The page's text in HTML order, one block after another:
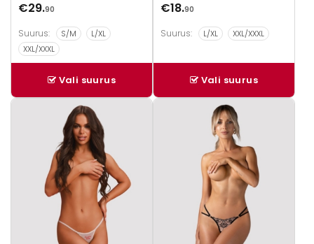
€29.90
Suurus: S/M
L/XL
XXL/XXXL
Vali suurus
€18.90
Suurus: L/XL XXL/XXXL
Vali suurus
Sellel
tootelehel.
Sellel
tootelehel.